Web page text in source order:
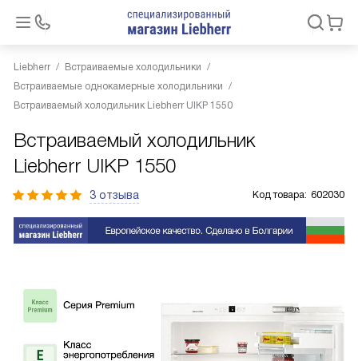
Liebherr
Встраиваемые холодильники
Встраиваемые однокамерные холодильники
Встраиваемый холодильник Liebherr UIKP 1550
Встраиваемый холодильник
Liebherr UIKP 1550
3 отзыва Код товара: 602030